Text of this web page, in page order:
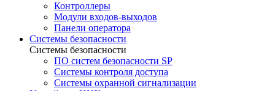
Контроллеры
Модули входов-выходов
Панели оператора
Системы безопасности
Системы безопасности
ПО систем безопасности SP
Системы контроля доступа
Системы охранной сигнализации